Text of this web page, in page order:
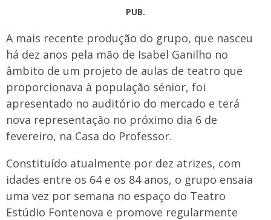
PUB.
A mais recente produção do grupo, que nasceu
há dez anos pela mão de Isabel Ganilho no
âmbito de um projeto de aulas de teatro que
proporcionava à população sénior, foi
apresentado no auditório do mercado e terá
nova representação no próximo dia 6 de
fevereiro, na Casa do Professor.
Constituído atualmente por dez atrizes, com
idades entre os 64 e os 84 anos, o grupo ensaia
uma vez por semana no espaço do Teatro
Estúdio Fontenova e promove regularmente